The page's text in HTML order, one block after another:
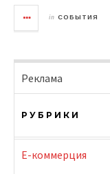
in СОБЫТИЯ
Реклама
РУБРИКИ
E-коммерция